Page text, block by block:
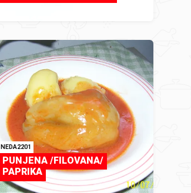
NEDA2201
PUNJENA /FILOVANA/
PAPRIKA